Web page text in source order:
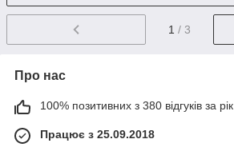
1 / 3
Про нас
100% позитивних з 380 відгуків за рік
Працює з 25.09.2018